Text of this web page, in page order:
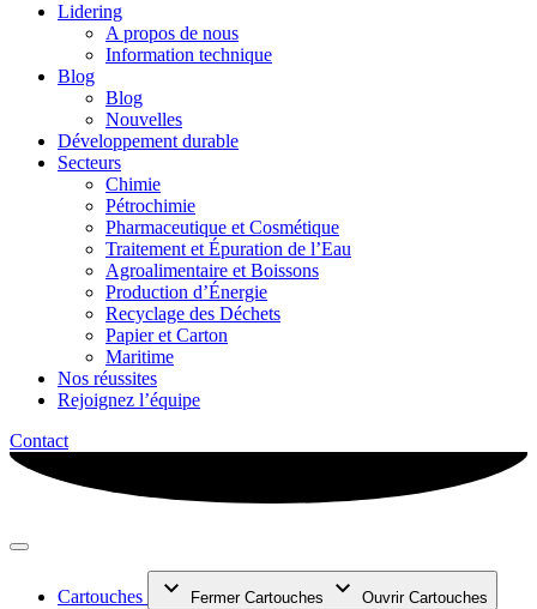
Lidering
A propos de nous
Information technique
Blog
Blog
Nouvelles
Développement durable
Secteurs
Chimie
Pétrochimie
Pharmaceutique et Cosmétique
Traitement et Épuration de l’Eau
Agroalimentaire et Boissons
Production d’Énergie
Recyclage des Déchets
Papier et Carton
Maritime
Nos réussites
Rejoignez l’équipe
Contact
Cartouches Fermer Cartouches Ouvrir Cartouches